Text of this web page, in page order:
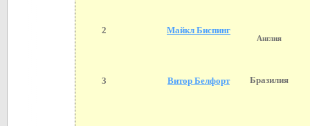
2 Майкл Биспинг
Англия
3 Витор Белфорт Бразилия